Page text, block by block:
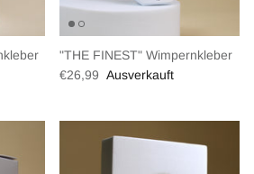
"THE FINEST" Wimpernkleber
€26,99 Ausverkauft